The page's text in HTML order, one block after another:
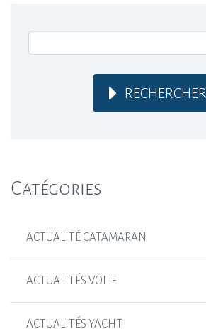
RECHERCHER
Catégories
ACTUALITÉ CATAMARAN
ACTUALITÉS VOILE
ACTUALITÉS YACHT